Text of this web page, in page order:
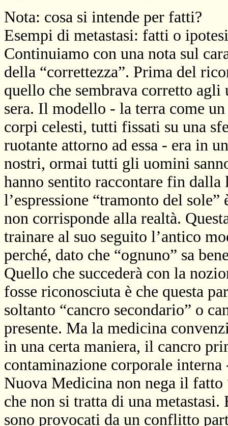
Nota: cosa si intende per fatti?
Esempi di metastasi: fatti o
Continuiamo con una nota sul
della “correttezza”. Prima del
quello che sembrava corretto
sera. Il modello - la terra come
corpi celesti, tutti fissati su una
ruotante attorno ad essa - era in
nostri, ormai tutti gli uomini
hanno sentito raccontare fin
l’espressione “tramonto del
non corrisponde alla realtà.
trainare al suo seguito l’antico
perché, dato che “ognuno” sa
Quello che succederà con la
fosse riconosciuta è che questa
soltanto “cancro secondario” o
presente. Ma la medicina
in una certa maniera, il cancro
contaminazione corporale interna
Nuova Medicina non nega il fatto
che non si tratta di una
sono provocati da un conflitto